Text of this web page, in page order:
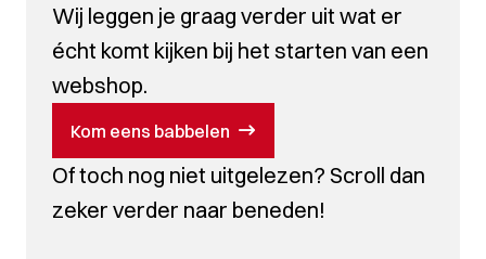
Wij leggen je graag verder uit wat er
écht komt kijken bij het starten van een
webshop.
Kom eens babbelen
Of toch nog niet uitgelezen? Scroll dan
zeker verder naar beneden!